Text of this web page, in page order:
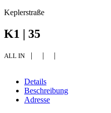
Keplerstraße
K1 | 35
ALL IN | | |
Details
Beschreibung
Adresse